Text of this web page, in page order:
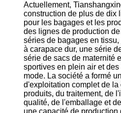
Actuellement,
construction de plus de dix
pour les bagages et les
des lignes de production
séries de bagages en
à carapace dur, une série
série de sacs de maternité
sportives en plein air et
mode. La société a formé
d'exploitation complet de la
produits, du traitement, de
qualité, de l'emballage et